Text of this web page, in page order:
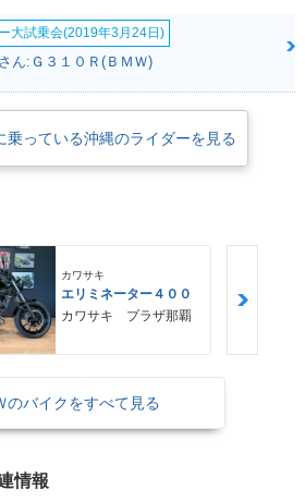
量を45cc拡大しただけの単なるフェイスリ
の進化・熟成は飛躍的に伸び、走りにも顕
大試乗会(2019年3月24日)
ん:Ｇ３１０Ｒ(ＢＭＷ)
乗っている沖縄のライダーを見る
カワサキ
エリミネーター４００
カワサキ プラザ那覇
のバイクをすべて見る
情報